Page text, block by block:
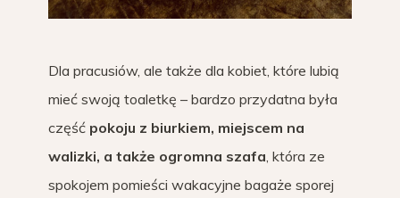
Dla pracusiów, ale także dla kobiet, które lubią
mieć swoją toaletkę – bardzo przydatna była
część pokoju z biurkiem, miejscem na
walizki, a także ogromna szafa , która ze
spokojem pomieści wakacyjne bagaże sporej